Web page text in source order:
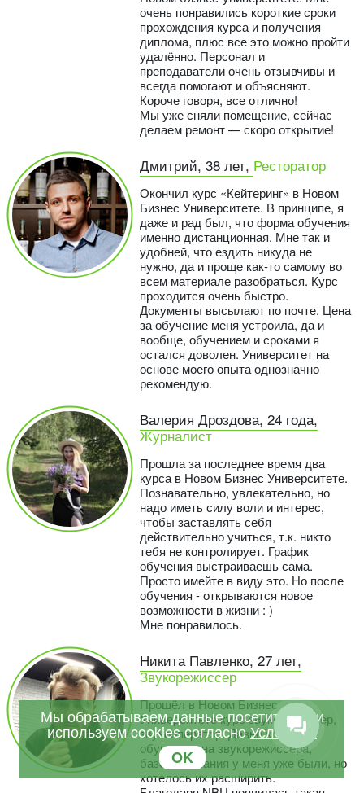
очень понравились короткие сроки
прохождения курса и получения
диплома, плюс все это можно пройти
удалённо. Персонал и
преподаватели очень отзывчивы и
всегда помогают и объясняют.
Короче говоря, все отлично!
Мы уже сняли помещение, сейчас
делаем ремонт — скоро открытие!
Дмитрий, 38 лет, Ресторатор
Окончил курс «Кейтеринг» в Новом
Бизнес Университете. В принципе, я
даже и рад был, что форма обучения
именно дистанционная. Мне так и
удобней, что ездить никуда не
нужно, да и проще как-то самому во
всем материале разобраться. Курс
проходится очень быстро.
Документы высылают по почте. Цена
за обучение меня устроила, да и
вообще, обучением и сроками я
остался доволен. Университет на
основе моего опыта однозначно
рекомендую.
Валерия Дроздова, 24 года,
Журналист
Прошла за последнее время два
курса в Новом Бизнес Университете.
Познавательно, увлекательно, но
надо иметь силу воли и интерес,
чтобы заставлять себя
действительно учиться, т.к. никто
тебя не контролирует. График
обучения выстраиваешь сама.
Просто имейте в виду это. Но после
обучения - открываются новое
возможности в жизни : )
Мне понравилось.
Никита Павленко, 27 лет,
Звукорежиссер
Прошёл в Новом Бизнес
Университете курс звукорежиссер,
звукооператор. Давно хотел
обучиться на звукорежиссера,
базовые знания у меня уже были, но
хотелось их расширить.
Мы обрабатываем данные посетителей и
используем cookies согласноУсловиям
OK